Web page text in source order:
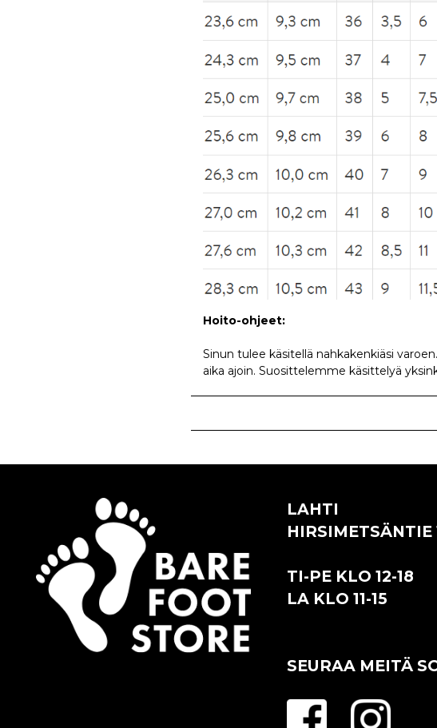
Hoito-ohjeet:
Sinun tulee käsitellä nahkakenkiäsi
aika ajoin. Suosittelemme käsittelyä
LAHTI
HIRSIMETSÄNTIE
TI-PE KLO 12-18
LA KLO 11-15
SEURAA MEITÄ